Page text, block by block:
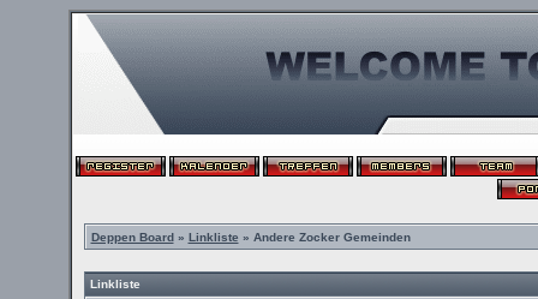
Deppen Board» Linkliste » Andere Zocker Gemeinden
Linkliste